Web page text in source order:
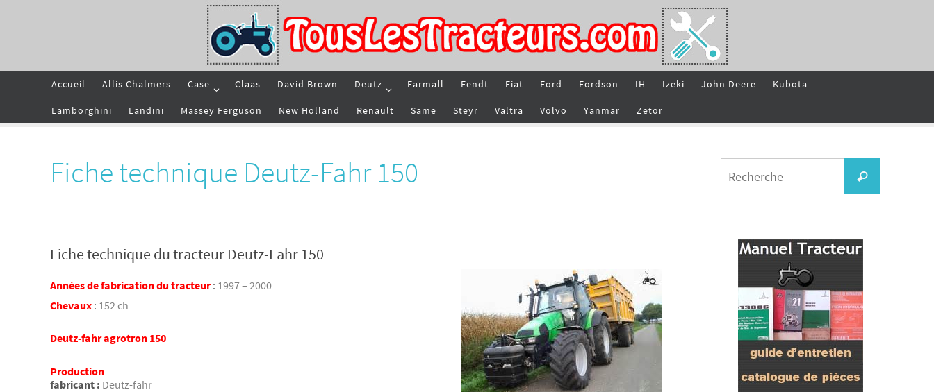
Accueil Allis Chalmers Case Claas David Brown Deutz Farmall Fendt Fiat Ford Fordson IH Izeki John Deere Kubota
Lamborghini Landini Massey Ferguson New Holland Renault Same Steyr Valtra Volvo Yanmar Zetor
Fiche technique Deutz-Fahr 150
Fiche technique du tracteur Deutz-Fahr 150
Années de fabrication du tracteur: 1997 – 2000
Chevaux : 152 ch
Deutz-fahr agrotron 150
Production
fabricant : Deutz-fahr
Recherche